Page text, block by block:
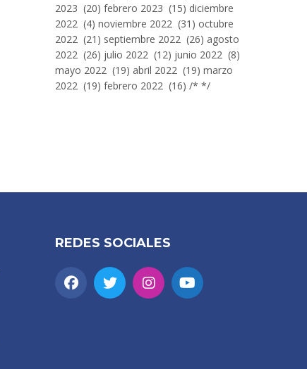
2023 (20) febrero 2023 (15) diciembre
2022 (4) noviembre 2022 (31) octubre
2022 (21) septiembre 2022 (26) agosto
2022 (26) julio 2022 (12) junio 2022 (8)
mayo 2022 (19) abril 2022 (19) marzo
2022 (19) febrero 2022 (16) /* */
REDES SOCIALES